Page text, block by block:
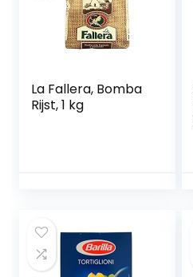
La Fallera, Bomba
Rijst, 1 kg